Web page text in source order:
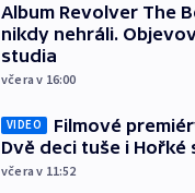
Album Revolver The
nikdy nehráli.
studia
včera v 16:00
VIDEO
Filmové
Dvě deci tuše i Hořké
včera v 11:52